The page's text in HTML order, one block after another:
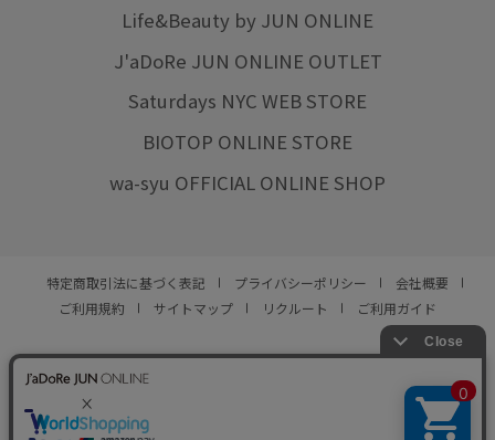
Life&Beauty by JUN ONLINE
J'aDoRe JUN ONLINE OUTLET
Saturdays NYC WEB STORE
BIOTOP ONLINE STORE
wa-syu OFFICIAL ONLINE SHOP
特定商取引法に基づく表記 プライバシーポリシー
会社概要
ご利用規約
サイトマップ リクルート ご利用ガイド
© JUN CO.,LTD. ALL RIGHTS RESERVED.